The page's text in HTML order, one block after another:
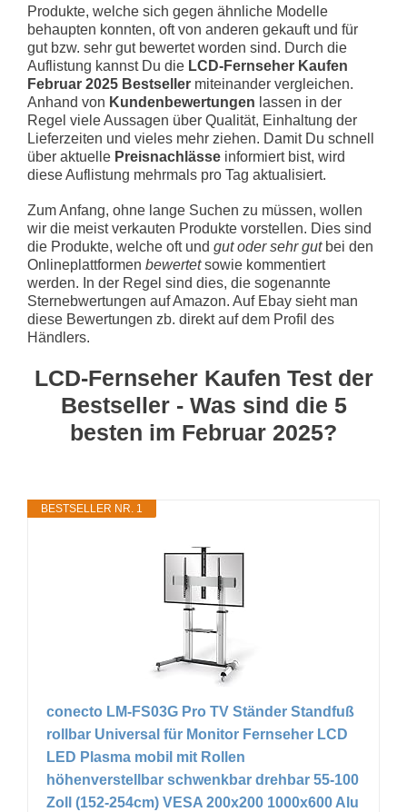
Produkte, welche sich gegen ähnliche Modelle
behaupten konnten, oft von anderen gekauft und für
gut bzw. sehr gut bewertet worden sind. Durch die
Auflistung kannst Du die LCD-Fernseher Kaufen
Februar 2025 Bestseller miteinander vergleichen.
Anhand von Kundenbewertungen lassen in der
Regel viele Aussagen über Qualität, Einhaltung der
Lieferzeiten und vieles mehr ziehen. Damit Du schnell
über aktuelle Preisnachlässe informiert bist, wird
diese Auflistung mehrmals pro Tag aktualisiert.
Zum Anfang, ohne lange Suchen zu müssen, wollen
wir die meist verkauten Produkte vorstellen. Dies sind
die Produkte, welche oft und gut oder sehr gutbei den
Onlineplattformen bewertetsowie kommentiert
werden. In der Regel sind dies, die sogenannte
Sternebwertungen auf Amazon. Auf Ebay sieht man
diese Bewertungen zb. direkt auf dem Profil des
Händlers.
LCD-Fernseher Kaufen Test der
Bestseller - Was sind die 5
besten im Februar 2025?
BESTSELLER NR. 1
conecto LM-FS03G Pro TV Ständer Standfuß
rollbar Universal für Monitor Fernseher LCD
LED Plasma mobil mit Rollen
höhenverstellbar schwenkbar drehbar 55-100
Zoll (152-254cm) VESA 200x200 1000x600 Alu